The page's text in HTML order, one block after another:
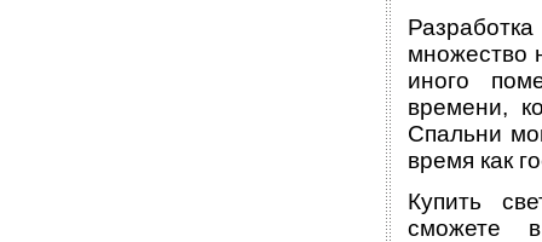
множество
иного
времени,
Спальни
время как
Купить
сможете